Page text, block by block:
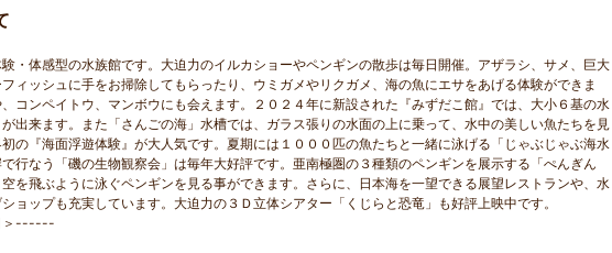
・体感型の水族館です。大迫力のイルカショーやペンギンの散歩は毎日開催。アザラシ、サメ、巨大
ィッシュに手をお掃除してもらったり、ウミガメやリクガメ、海の魚にエサをあげる体験ができま
コンペイトウ、マンボウにも会えます。２０２４年に新設された『みずだこ館』では、大小６基の水
出来ます。また「さんごの海」水槽では、ガラス張りの水面の上に乗って、水中の美しい魚たちを見
の『海面浮遊体験』が大人気です。夏期には１０００匹の魚たちと一緒に泳げる「じゃぶじゃぶ海水
行なう「磯の生物観察会」は毎年大好評です。亜南極圏の３種類のペンギンを展示する「ぺんぎん
を飛ぶように泳ぐペンギンを見る事ができます。さらに、日本海を一望できる展望レストランや、水
ョップも充実しています。大迫力の３Ｄ立体シアター「くじらと恐竜」も好評上映中です。
＞------